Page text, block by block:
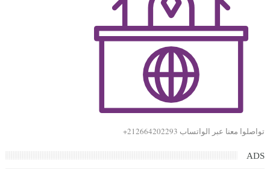
تواصلوا معنا عبر الواتساب 212664202293+
ADS